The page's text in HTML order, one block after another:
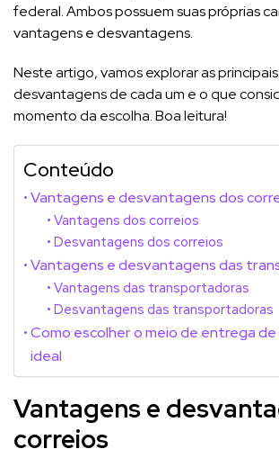
federal. Ambos possuem suas próprias
vantagens e desvantagens.
Neste artigo, vamos explorar as
desvantagens de cada um e o que
momento da escolha. Boa leitura!
Conteúdo
Vantagens e desvantagens dos
Vantagens dos correios
Desvantagens dos correios
Vantagens e desvantagens das
Vantagens das transportadoras
Desvantagens das transportadoras
Como escolher o meio de entrega
ideal
Vantagens e
correios